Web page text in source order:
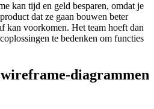
kan tijd en geld besparen, omdat je
dat ze gaan bouwen beter
kan voorkomen. Het team hoeft dan
te bedenken om functies
diagrammen